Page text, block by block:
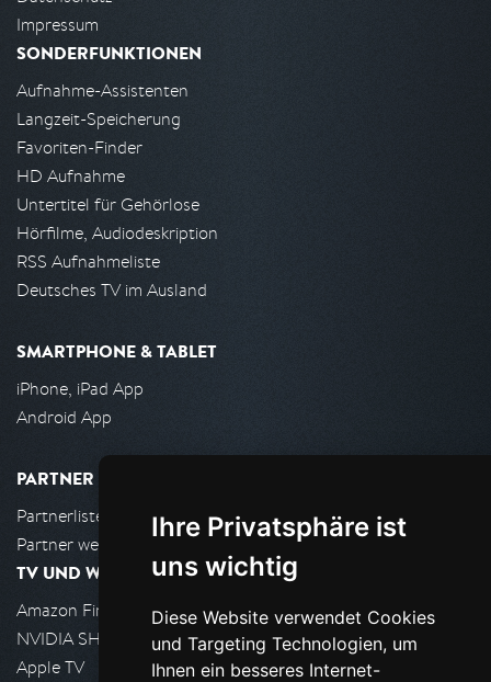
Ihre Privatsphäre ist
uns wichtig
Diese Website verwendet Cookies
und Targeting Technologien, um
Ihnen ein besseres Internet-
Impressum
SONDERFUNKTIONEN
Aufnahme-Assistenten
Langzeit-Speicherung
Favoriten-Finder
HD Aufnahme
Untertitel für Gehörlose
Hörfilme, Audiodeskription
RSS Aufnahmeliste
Deutsches TV im Ausland
SMARTPHONE & TABLET
iPhone, iPad App
Android App
PARTNER
Partnerliste
Partner werden
TV UND WOHNZIMMER
Amazon FireTV
NVIDIA SHIELD, Google TV
Apple TV